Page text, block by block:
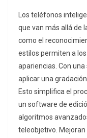
Los teléfonos
que van más allá de
como el
estilos permiten a
apariencias. Con
aplicar una
Esto simplifica el
un software de
algoritmos
teleobjetivo.